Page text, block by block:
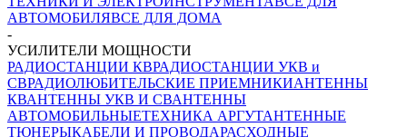
АВТОМОБИЛЯВСЕ ДЛЯ ДОМА
-
УСИЛИТЕЛИ МОЩНОСТИ
РАДИОСТАНЦИИ КВРАДИОСТАНЦИИ УКВ и
СВРАДИОЛЮБИТЕЛЬСКИЕ ПРИЕМНИКИАНТЕННЫ
КВАНТЕННЫ УКВ И СВАНТЕННЫ
АВТОМОБИЛЬНЫЕТЕХНИКА АРГУТАНТЕННЫЕ
ТЮНЕРЫКАБЕЛИ И ПРОВОДАРАСХОДНЫЕ